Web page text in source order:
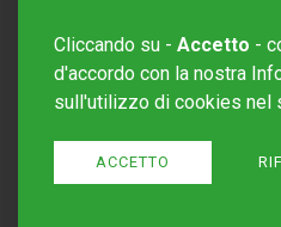
Sito creato
Cliccando su - Accetto -
d'accordo con la nostra
sull'utilizzo di cookies nel
ACCETTO